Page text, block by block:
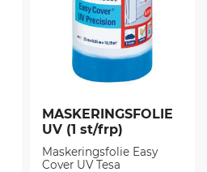
MASKERINGSFOLIE
UV (1 st/frp)
Maskeringsfolie Easy
Cover UV Tesa